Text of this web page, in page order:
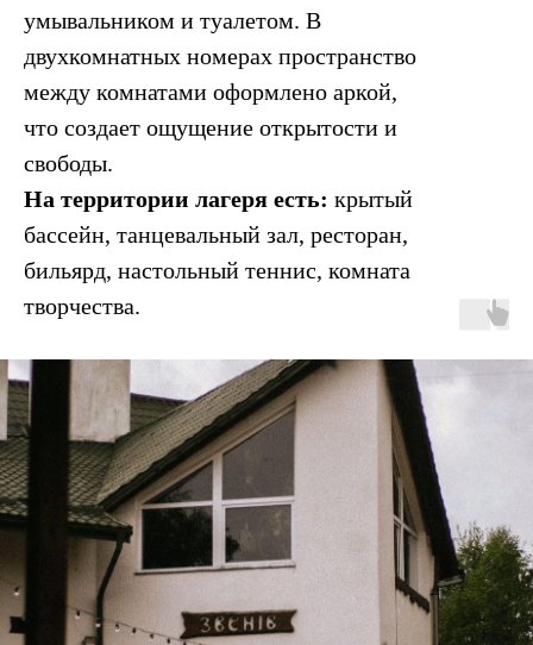
умывальником и туалетом. В
двухкомнатных номерах пространство
между комнатами оформлено аркой,
что создает ощущение открытости и
свободы.
На территории лагеря есть: крытый
бассейн, танцевальный зал, ресторан,
бильярд, настольный теннис, комната
творчества.